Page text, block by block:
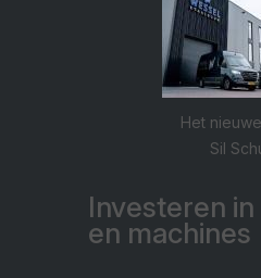
Het
Sil
Investeren
en machines